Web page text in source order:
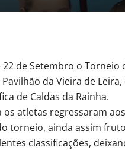
de Setembro o Torneio
da Vieira de
de Caldas da Rainha.
os atletas regressaram
torneio, ainda assim
classificações,